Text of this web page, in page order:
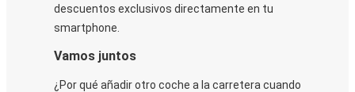
descuentos exclusivos directamente en tu
smartphone.
Vamos juntos
¿Por qué añadir otro coche a la carretera cuando